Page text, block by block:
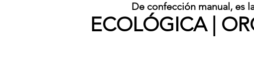
De confección manual, es
ECOLÓGICA |